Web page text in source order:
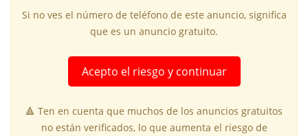
Si no ves el número de teléfono de este anuncio, significa
que es un anuncio gratuito.
Acepto el riesgo y continuar
🔺 Ten en cuenta que muchos de los anuncios gratuitos
no están verificados, lo que aumenta el riesgo de